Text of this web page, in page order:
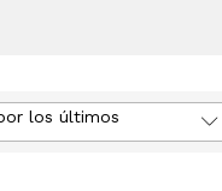
los últimos